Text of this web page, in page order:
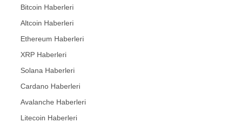
Bitcoin Haberleri
Altcoin Haberleri
Ethereum Haberleri
XRP Haberleri
Solana Haberleri
Cardano Haberleri
Avalanche Haberleri
Litecoin Haberleri